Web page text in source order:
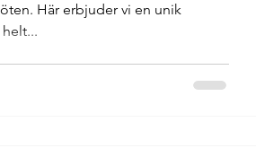
Här erbjuder vi en unik